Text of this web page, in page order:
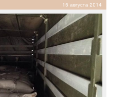
15 августа 2014